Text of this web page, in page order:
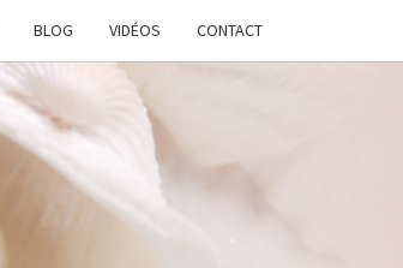
BLOG VIDÉOS CONTACT